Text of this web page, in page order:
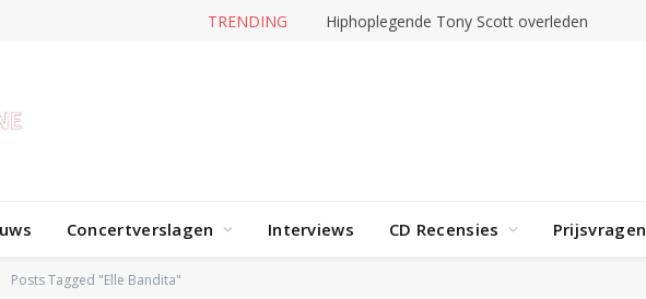
TRENDING Hiphoplegende Tony Scott overleden
Concertverslagen Interviews CD Recensies Prijsvragen
Posts Tagged "Elle Bandita"